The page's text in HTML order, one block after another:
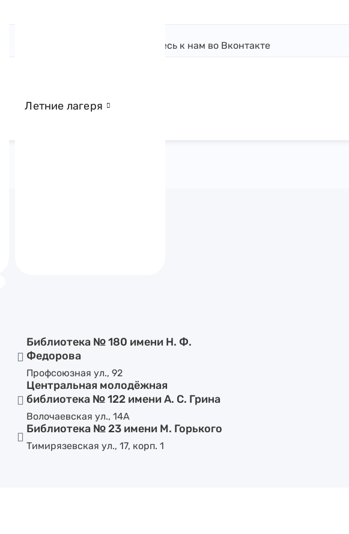
Летние лагеря
Присоединяйтесь к нам во Вконтакте
Библиотека № 180 имени Н. Ф.
Федорова
Профсоюзная ул., 92
Центральная молодёжная
библиотека № 122 имени А. С. Грина
Волочаевская ул., 14А
Библиотека № 23 имени М. Горького
Тимирязевская ул., 17, корп. 1